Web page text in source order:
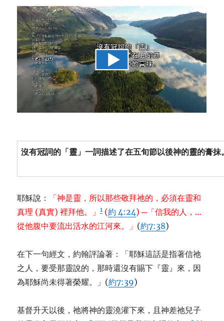
沒有冠詞的「靈」一詞描述了在五旬節以後神的靈的膏抹
耶穌說：
「神是靈，所以那些敬拜祂的，必須在靈和
真理 (真實) 裡拜他。」1 (約 4:24) ─「信我的人，…
從他腹中要流出活水的江河來。」 (約7:38)
在下一句經文，約翰評論著：「耶穌這話是指著信祂
之人，要受那靈說的，那時還沒有賜下『靈』來，因
為耶穌尚未得著榮耀。」(約7:39)
基督升天以後，祂將神的靈澆灌下來，且神差祂兒子